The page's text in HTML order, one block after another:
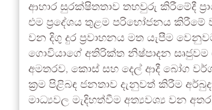
ආහාර සුරක්ෂිතතාව තහවුරු කිරීමේදී
එම ප්‍රදේශය තුළම පරිභෝජනය
වන දිගු දුර ප්‍රවාහනය මත යැපීම
ගොවියාගේ අතිරික්ත නිෂ්පාදන සෘජුවම
අමතරව, කොස් සහ දෙල් ආදී බෝග
ක්‍රම පිළිබඳ ජනතාව දැනුවත් කිරීම
මාධ්‍යවල මැදිහත්වීම අත්‍යවශ්‍ය වන